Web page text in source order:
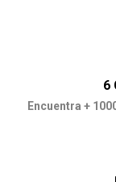
6
Encuentra +